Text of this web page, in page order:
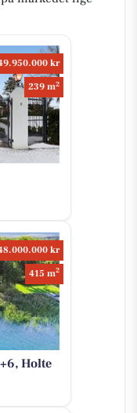
kr
239 m2
kr
415 m2
Holte